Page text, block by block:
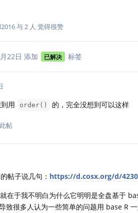
与2 人 觉得很赞
22日 添加 已解决 标签
用 order() 的，完全没想到可以这样
帖
帖子说几句： https://d.cosx.org/d/
在于我不明白为什么它明明是全盘基于
致很多人认为一些简单的问题用 base R